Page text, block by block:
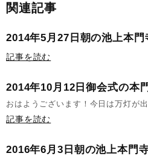
関連記事
2014年5月27日朝の池上本門
記事を読む
2014年10月12日御会式の本
おはようございます！今日は万灯が
記事を読む
2016年6月3日朝の池上本門